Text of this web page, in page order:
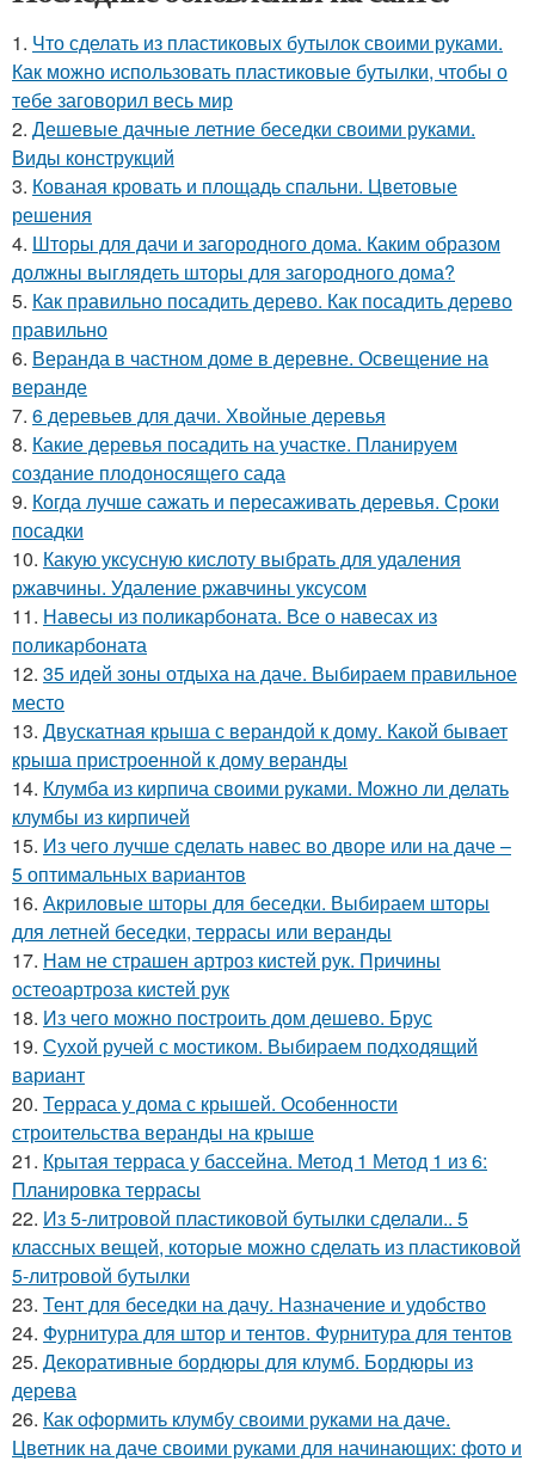
1. Что сделать из пластиковых бутылок своими руками.
Как можно использовать пластиковые бутылки, чтобы о
тебе заговорил весь мир
2. Дешевые дачные летние беседки своими руками.
Виды конструкций
3. Кованая кровать и площадь спальни. Цветовые
решения
4. Шторы для дачи и загородного дома. Каким образом
должны выглядеть шторы для загородного дома?
5. Как правильно посадить дерево. Как посадить дерево
правильно
6. Веранда в частном доме в деревне. Освещение на
веранде
7. 6 деревьев для дачи. Хвойные деревья
8. Какие деревья посадить на участке. Планируем
создание плодоносящего сада
9. Когда лучше сажать и пересаживать деревья. Сроки
посадки
10. Какую уксусную кислоту выбрать для удаления
ржавчины. Удаление ржавчины уксусом
11. Навесы из поликарбоната. Все о навесах из
поликарбоната
12. 35 идей зоны отдыха на даче. Выбираем правильное
место
13. Двускатная крыша с верандой к дому. Какой бывает
крыша пристроенной к дому веранды
14. Клумба из кирпича своими руками. Можно ли делать
клумбы из кирпичей
15. Из чего лучше сделать навес во дворе или на даче –
5 оптимальных вариантов
16. Акриловые шторы для беседки. Выбираем шторы
для летней беседки, террасы или веранды
17. Нам не страшен артроз кистей рук. Причины
остеоартроза кистей рук
18. Из чего можно построить дом дешево. Брус
19. Сухой ручей с мостиком. Выбираем подходящий
вариант
20. Терраса у дома с крышей. Особенности
строительства веранды на крыше
21. Крытая терраса у бассейна. Метод 1 Метод 1 из 6:
Планировка террасы
22. Из 5-литровой пластиковой бутылки сделали.. 5
классных вещей, которые можно сделать из пластиковой
5-литровой бутылки
23. Тент для беседки на дачу. Назначение и удобство
24. Фурнитура для штор и тентов. Фурнитура для тентов
25. Декоративные бордюры для клумб. Бордюры из
дерева
26. Как оформить клумбу своими руками на даче.
Цветник на даче своими руками для начинающих: фото и